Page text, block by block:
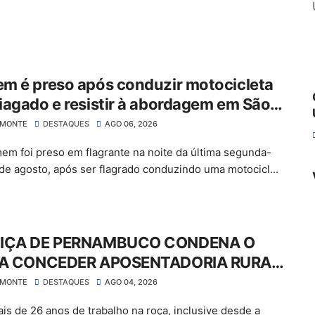
é preso após conduzir motocicleta
e resistir à abordagem em São
Belmonte
DESTAQUES AGO 06, 2026
foi preso em flagrante na noite da última segunda-
agosto, após ser flagrado conduzindo uma motocicl...
DE PERNAMBUCO CONDENA O
CONCEDER APOSENTADORIA RURAL
MAIS DE R$ 30 MIL EM ATRASADOS
DESTAQUES AGO 04, 2026
de 26 anos de trabalho na roça, inclusive desde a